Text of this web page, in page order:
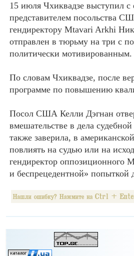
15 июля Чхиквадзе выступил с
представителем посольства
гендиректору Mtavari Arkhi
отправлен в тюрьму на три с
политически мотивированным.
По словам Чхиквадзе, после
программе по повышению
Посол США Келли Дэгнан
вмешательстве в дела
также заверила, в
повлиять на судью или на
гендиректор оппозиционного
и беспрецедентной» попыткой